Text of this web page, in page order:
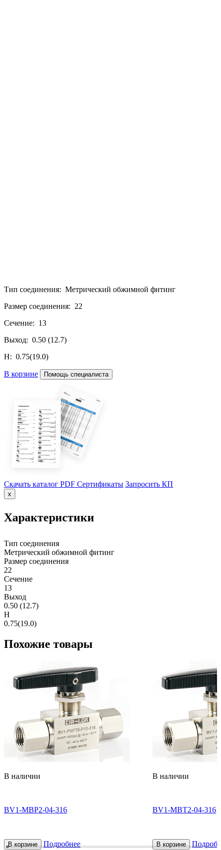
Тип соединения: Метрический обжимной фитинг
Размер соединения: 22
Сечение: 13
Выход: 0.50 (12.7)
H: 0.75(19.0)
В корзине Помощь специалиста
Скачать каталог PDF Сертификаты Запросить КП
x
Характеристики
Тип соединения
Метрический обжимной фитинг
Размер соединения
22
Сечение
13
Выход
0.50 (12.7)
H
0.75(19.0)
Похожие товары
В наличии
BV1-MBP2-04-316
В корзине Подробнее
В наличии
BV1-MBT2-04-316
В корзине